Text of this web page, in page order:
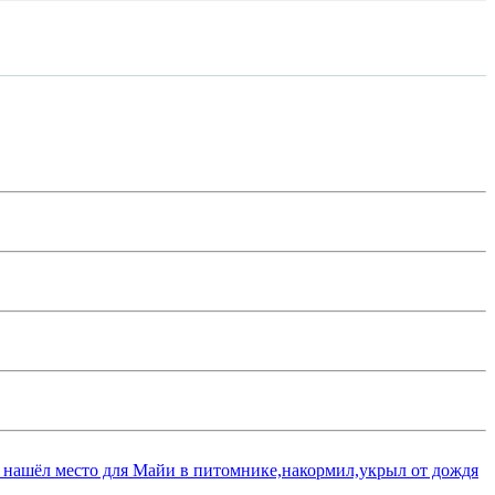
место для Майи в питомнике,накормил,укрыл от дождя